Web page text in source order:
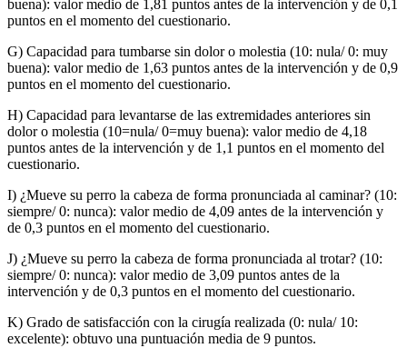
buena): valor medio de 1,81 puntos antes de la intervención y de 0,1
puntos en el momento del cuestionario.
G) Capacidad para tumbarse sin dolor o molestia (10: nula/ 0: muy
buena): valor medio de 1,63 puntos antes de la intervención y de 0,9
puntos en el momento del cuestionario.
H) Capacidad para levantarse de las extremidades anteriores sin
dolor o molestia (10=nula/ 0=muy buena): valor medio de 4,18
puntos antes de la intervención y de 1,1 puntos en el momento del
cuestionario.
I) ¿Mueve su perro la cabeza de forma pronunciada al caminar? (10:
siempre/ 0: nunca): valor medio de 4,09 antes de la intervención y
de 0,3 puntos en el momento del cuestionario.
J) ¿Mueve su perro la cabeza de forma pronunciada al trotar? (10:
siempre/ 0: nunca): valor medio de 3,09 puntos antes de la
intervención y de 0,3 puntos en el momento del cuestionario.
K) Grado de satisfacción con la cirugía realizada (0: nula/ 10:
excelente): obtuvo una puntuación media de 9 puntos.